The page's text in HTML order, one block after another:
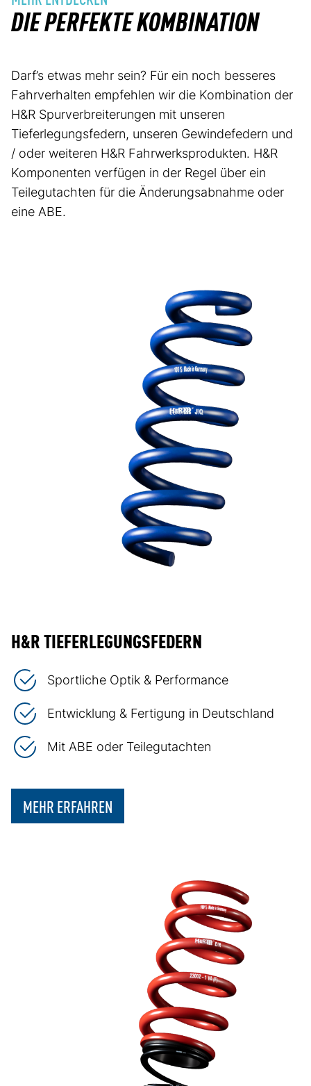
DIE PERFEKTE KOMBINATION
Darf’s etwas mehr sein? Für ein noch besseres
Fahrverhalten empfehlen wir die Kombination der
H&R Spurverbreiterungen mit unseren
Tieferlegungsfedern, unseren Gewindefedern und
/ oder weiteren H&R Fahrwerksprodukten. H&R
Komponenten verfügen in der Regel über ein
Teilegutachten für die Änderungsabnahme oder
eine ABE.
H&R TIEFERLEGUNGSFEDERN
Sportliche Optik & Performance
Entwicklung & Fertigung in Deutschland
Mit ABE oder Teilegutachten
MEHR ERFAHREN